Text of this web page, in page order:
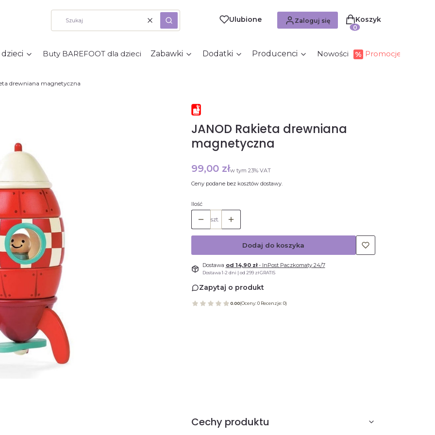
WyczyśćSzukaj Ulubione Zaloguj się Produkty w koszyku: 0.
Koszyk
Buty BAREFOOT dla dzieci Zabawki Dodatki Producenci Nowości Promocje
drewniana magnetyczna
JANOD Rakieta drewniana
magnetyczna
Cena
99,00 złw tym 23% VAT
w tym 23% VAT
Ceny podane bez kosztów dostawy.
Ilość
szt.
Dodaj do koszyka
Dostawa od 14,90 zł- InPost Paczkomaty 24/7
Dostawa 1-2 dni | od 299 zł GRATIS
Zapytaj o produkt
0.00(Oceny: 0 Recenzje: 0)
Cechy produktu